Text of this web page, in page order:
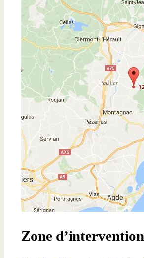
Zone d’intervention